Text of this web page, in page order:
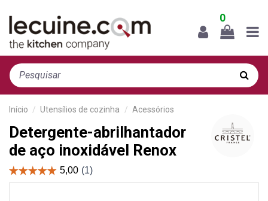
0
Início Utensílios de cozinha Acessórios
Detergente-abrilhantador
de aço inoxidável Renox